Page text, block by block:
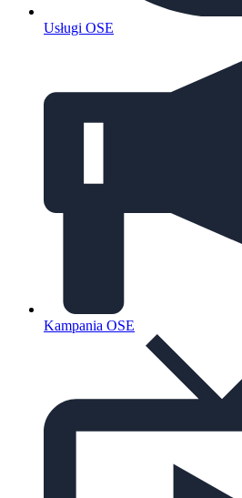
Usługi OSE
Kampania OSE